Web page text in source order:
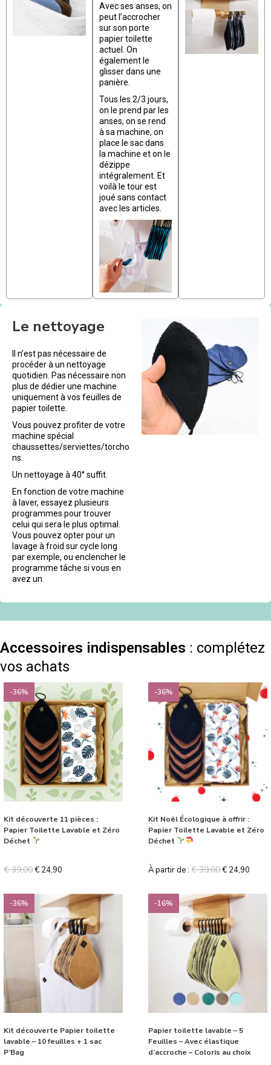
Avec ses anses, on
peut l’accrocher
sur son porte
papier toilette
actuel. On
également le
glisser dans une
panière.
Tous les 2/3 jours,
on le prend par les
anses, on se rend
à sa machine, on
place le sac dans
la machine et on le
dézippe
intégralement. Et
voilà le tour est
joué sans contact
avec les articles.
Le nettoyage
Il n’est pas nécessaire de
procéder à un nettoyage
quotidien. Pas nécessaire non
plus de dédier une machine
uniquement à vos feuilles de
papier toilette.
Vous pouvez profiter de votre
machine spécial
chaussettes/serviettes/torcho
ns.
Un nettoyage à 40° suffit.
En fonction de votre machine
à laver, essayez plusieurs
programmes pour trouver
celui qui sera le plus optimal.
Vous pouvez opter pour un
lavage à froid sur cycle long
par exemple, ou enclencher le
programme tâche si vous en
avez un.
Accessoires indispensables : complétez
vos achats
-36%
Kit découverte 11 pièces :
Papier Toilette Lavable et Zéro
Déchet
€39,00€ 24,90
-36%
Kit Noël Écologique à offrir :
Papier Toilette Lavable et Zéro
Déchet
À partir de :€39,00€ 24,90
-36%
Kit découverte Papier toilette
lavable – 10 feuilles + 1 sac
P’Bag
-16%
Papier toilette lavable – 5
Feuilles – Avec élastique
d’accroche – Coloris au choix